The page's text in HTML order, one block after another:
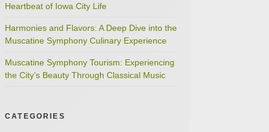
Heartbeat of Iowa City Life
Harmonies and Flavors: A Deep Dive into the
Muscatine Symphony Culinary Experience
Muscatine Symphony Tourism: Experiencing
the City’s Beauty Through Classical Music
CATEGORIES